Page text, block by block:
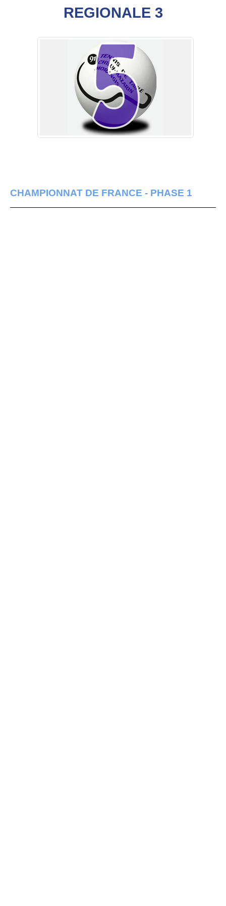
REGIONALE 3
CHAMPIONNAT DE FRANCE - PHASE 1